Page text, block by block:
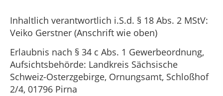
Inhaltlich verantwortlich i.S.d. § 18 Abs. 2 MStV:
Veiko Gerstner (Anschrift wie oben)
Erlaubnis nach § 34 c Abs. 1 Gewerbeordnung,
Aufsichtsbehörde: Landkreis Sächsische
Schweiz-Osterzgebirge, Ornungsamt, Schloßhof
2/4, 01796 Pirna